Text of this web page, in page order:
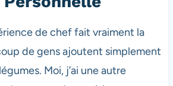
de chef fait vraiment la
de gens ajoutent simplement
Moi, j’ai une autre